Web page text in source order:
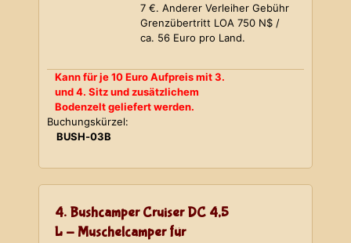
7 €. Anderer Verleiher Gebühr
Grenzübertritt LOA 750 N$ /
ca. 56 Euro pro Land.
Kann für je 10 Euro Aufpreis mit 3.
und 4. Sitz und zusätzlichem
Bodenzelt geliefert werden.
Buchungskürzel:
BUSH-03B
4. Bushcamper Cruiser DC 4,5
L - Muschelcamper für